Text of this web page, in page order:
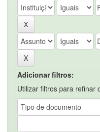
Adicionar filtros:
Utilizar filtros para refinar